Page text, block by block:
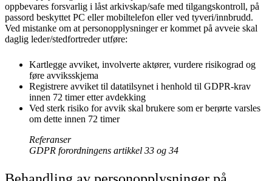
oppbevares forsvarlig i låst arkivskap/safe med tilgangskontroll, på
passord beskyttet PC eller mobiltelefon eller ved tyveri/innbrudd.
Ved mistanke om at personopplysninger er kommet på avveie skal
daglig leder/stedfortreder utføre:
Kartlegge avviket, involverte aktører, vurdere risikograd og
føre avviksskjema
Registrere avviket til datatilsynet i henhold til GDPR-krav
innen 72 timer etter avdekking
Ved sterk risiko for avvik skal brukere som er berørte varsles
om dette innen 72 timer
Referanser
GDPR forordningens artikkel 33 og 34